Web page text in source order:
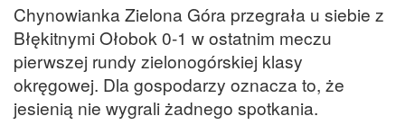
Chynowianka Zielona Góra przegrała u siebie z
Błękitnymi Ołobok 0-1 w ostatnim meczu
pierwszej rundy zielonogórskiej klasy
okręgowej. Dla gospodarzy oznacza to, że
jesienią nie wygrali żadnego spotkania.